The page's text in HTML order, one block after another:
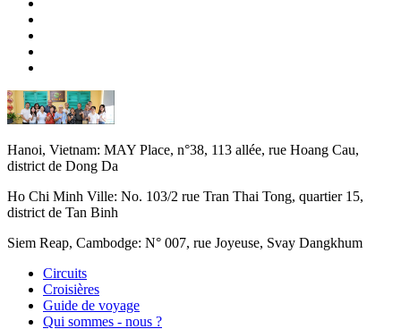
Hanoi, Vietnam: MAY Place, n°38, 113 allée, rue Hoang Cau,
district de Dong Da
Ho Chi Minh Ville: No. 103/2 rue Tran Thai Tong, quartier 15,
district de Tan Binh
Siem Reap, Cambodge: N° 007, rue Joyeuse, Svay Dangkhum
Circuits
Croisières
Guide de voyage
Qui sommes - nous ?